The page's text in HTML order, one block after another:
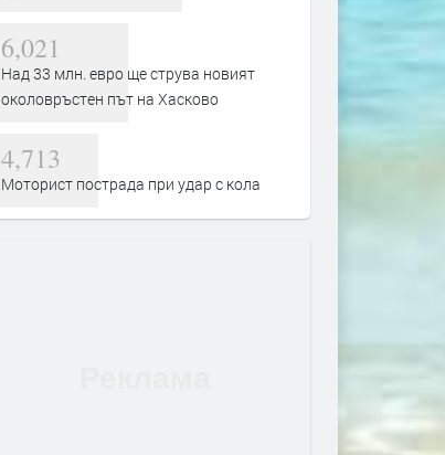
6,021
Над 33 млн. евро ще струва новият
околовръстен път на Хасково
4,713
Моторист пострада при удар с кола